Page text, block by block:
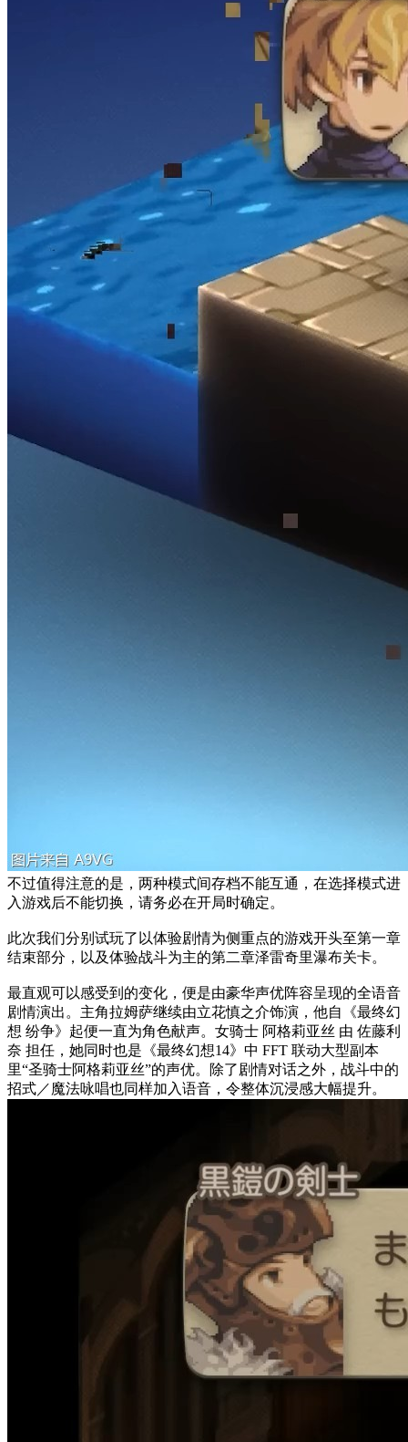
不过值得注意的是，两种模式间存档不能互通，在选择模式进
入游戏后不能切换，请务必在开局时确定。
此次我们分别试玩了以体验剧情为侧重点的游戏开头至第一章
结束部分，以及体验战斗为主的第二章泽雷奇里瀑布关卡。
最直观可以感受到的变化，便是由豪华声优阵容呈现的全语音
剧情演出。主角拉姆萨继续由立花慎之介饰演，他自《最终幻
想 纷争》起便一直为角色献声。女骑士 阿格莉亚丝 由 佐藤利
奈 担任，她同时也是《最终幻想14》中 FFT 联动大型副本
里“圣骑士阿格莉亚丝”的声优。除了剧情对话之外，战斗中的
招式／魔法咏唱也同样加入语音，令整体沉浸感大幅提升。